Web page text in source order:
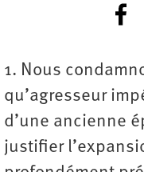
1. Nous
qu’agresseur
d’une ancienne
justifier